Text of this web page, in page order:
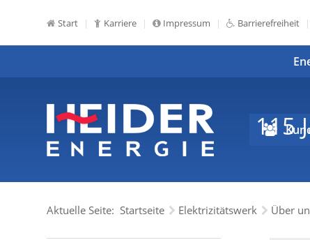
Start Karriere Impressum Barrierefreiheit
Aktuelle Seite: Startseite Elektrizitätswerk Über
115